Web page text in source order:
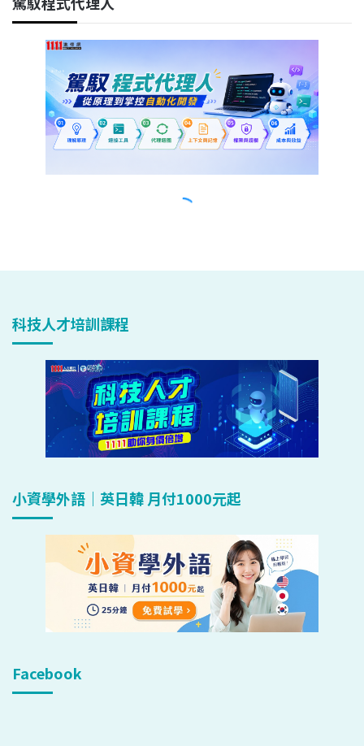
科技人才培訓課程
小資學外語｜英日韓 月付1000元起
Facebook